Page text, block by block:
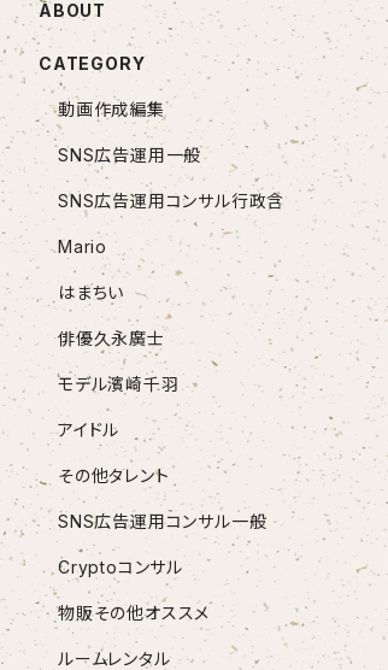
ABOUT
CATEGORY
動画作成編集
SNS広告運用一般
SNS広告運用コンサル行政含
Mario
はまちい
俳優久永廣士
モデル濱崎千羽
アイドル
その他タレント
SNS広告運用コンサル一般
Cryptoコンサル
物販その他オススメ
ルームレンタル